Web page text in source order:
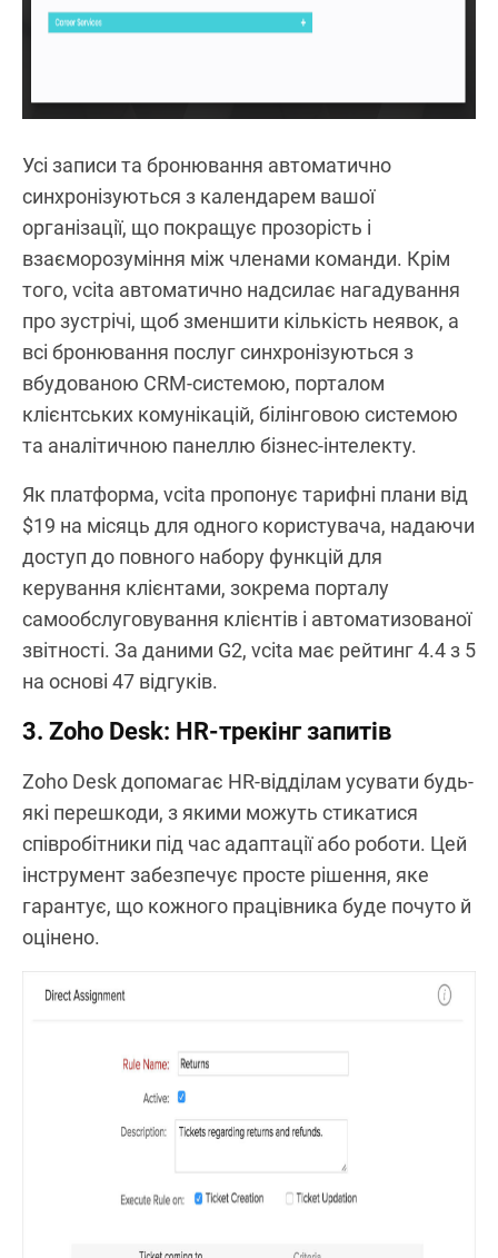
Усі записи та бронювання автоматично
синхронізуються з календарем вашої
організації, що покращує прозорість і
взаєморозуміння між членами команди. Крім
того, vcita автоматично надсилає нагадування
про зустрічі, щоб зменшити кількість неявок, а
всі бронювання послуг синхронізуються з
вбудованою CRM-системою, порталом
клієнтських комунікацій, білінговою системою
та аналітичною панеллю бізнес-інтелекту.
Як платформа, vcita пропонує тарифні плани від
$19 на місяць для одного користувача, надаючи
доступ до повного набору функцій для
керування клієнтами, зокрема порталу
самообслуговування клієнтів і автоматизованої
звітності. За даними G2, vcita має рейтинг 4.4 з 5
на основі 47 відгуків.
3. Zoho Desk: HR-трекінг запитів
Zoho Desk допомагає HR-відділам усувати будь-
які перешкоди, з якими можуть стикатися
співробітники під час адаптації або роботи. Цей
інструмент забезпечує просте рішення, яке
гарантує, що кожного працівника буде почуто й
оцінено.